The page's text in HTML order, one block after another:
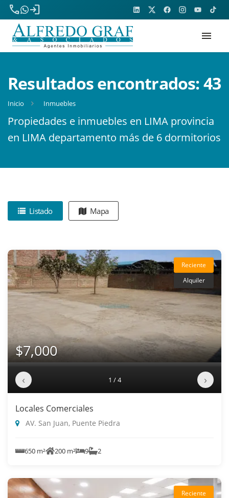
phone
login
menu
Resultados encontrados:43
Inicio Inmuebles
Propiedades e inmuebles en LIMA provincia
en LIMA departamento más de 6 dormitorios
Listado Mapa
Reciente
Alquiler
$7,000
‹ 1 / 4 ›
Locales Comerciales
AV. San Juan, Puente Piedra
650 m² 200 m² 9 2
Reciente